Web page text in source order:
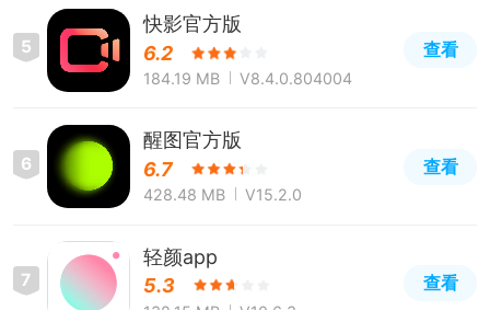
5
快影官方版
6.2
184.19 MB V8.4.0.804004
查看
6
醒图官方版
6.7
428.48 MB V15.2.0
查看
7
轻颜app
5.3
查看